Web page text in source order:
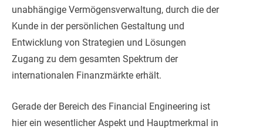
unabhängige Vermögensverwaltung, durch die der
Kunde in der persönlichen Gestaltung und
Entwicklung von Strategien und Lösungen
Zugang zu dem gesamten Spektrum der
internationalen Finanzmärkte erhält.
Gerade der Bereich des Financial Engineering ist
hier ein wesentlicher Aspekt und Hauptmerkmal in